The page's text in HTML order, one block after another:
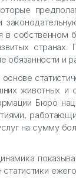
в собственном
обязанности и
животных и
Бюро
на сумму